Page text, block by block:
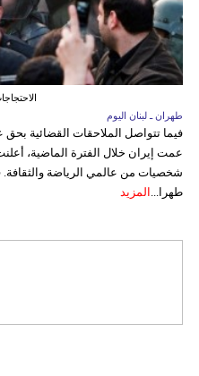
طهران ـ لبنان اليوم
فيما تتواصل الملاحقات القضائية
عمت إيران خلال الفترة الماضية،
شخصيات من عالمي الرياضة
طهرا... المزيد